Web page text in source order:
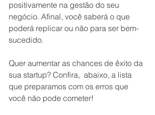
positivamente na gestão do seu
negócio. Afinal, você saberá o que
poderá replicar ou não para ser bem-
sucedido.
Quer aumentar as chances de êxito da
sua startup? Confira,  abaixo, a lista
que preparamos com os erros que
você não pode cometer!